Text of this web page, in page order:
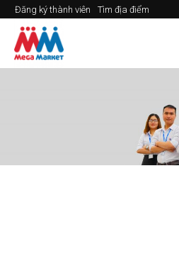
Đăng ký thành viên Tìm địa điểm